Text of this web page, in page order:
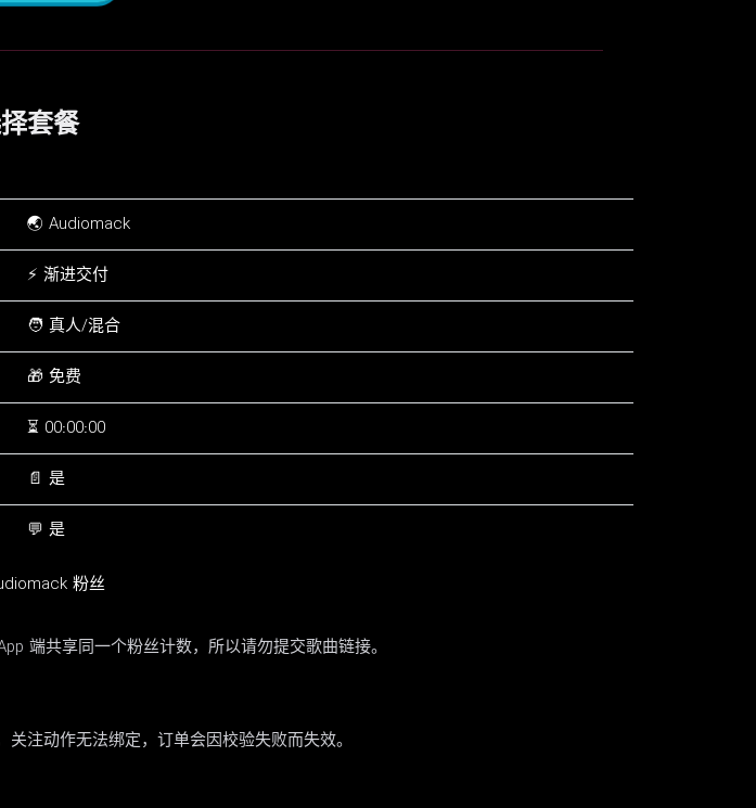
套餐
🌏 Audiomack
⚡ 渐进交付
🧑 真人/混合
🎁 免费
⏳ 00:00:00
📄 是
💬 是
粉丝
端共享同一个粉丝计数，所以请勿提交歌曲链接。
注动作无法绑定，订单会因校验失败而失效。